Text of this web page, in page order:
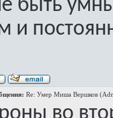
быть
и
Re: Умер Миша Вершков